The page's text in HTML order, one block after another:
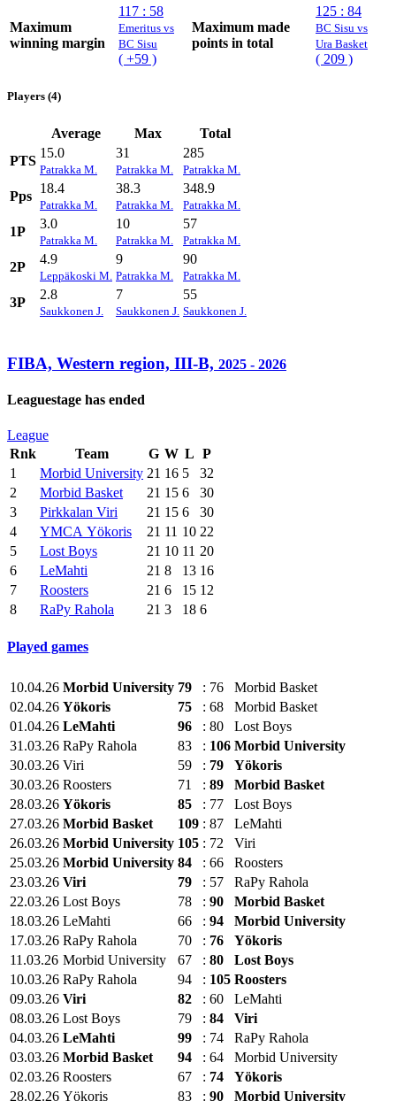
Maximum
winning margin
117 : 58
Emeritus vs
BC Sisu
( +59 )
Maximum made
points in total
125 : 84
BC Sisu vs
Ura Basket
( 209 )
Players (4)
Average Max
Total
PTS
15.0
Patrakka M.
31
Patrakka M.
285
Patrakka M.
Pps
18.4
Patrakka M.
38.3
Patrakka M.
348.9
Patrakka M.
1P
3.0
Patrakka M.
10
Patrakka M.
57
Patrakka M.
2P
4.9
Leppäkoski M.
9
Patrakka M.
90
Patrakka M.
3P
2.8
Saukkonen J.
7
Saukkonen J.
55
Saukkonen J.
FIBA, Western region, III-B, 2025 - 2026
Leaguestage has ended
League
Rnk
Team G W L P
1
Morbid University 21 16 5
32
2
Morbid Basket 21 15 6
30
3
Pirkkalan Viri 21 15 6
30
4
YMCA Yökoris 21 11 10 22
5
Lost Boys 21 10 11 20
6
LeMahti 21 8 13 16
7
Roosters 21 6 15 12
8
RaPy Rahola 21 3 18 6
Played games
10.04.26 Morbid University 79 : 76
Morbid Basket
02.04.26 Yökoris 75 : 68
Morbid Basket
01.04.26 LeMahti 96 : 80
Lost Boys
31.03.26 RaPy Rahola 83 : 106 Morbid University
30.03.26 Viri 59 : 79
Yökoris
30.03.26 Roosters 71 : 89
Morbid Basket
28.03.26 Yökoris 85 : 77
Lost Boys
27.03.26 Morbid Basket 109 : 87
LeMahti
26.03.26 Morbid University 105 : 72
Viri
25.03.26 Morbid University 84 : 66
Roosters
23.03.26 Viri 79 : 57
RaPy Rahola
22.03.26 Lost Boys 78 : 90
Morbid Basket
18.03.26 LeMahti 66 : 94
Morbid University
17.03.26 RaPy Rahola 70 : 76
Yökoris
11.03.26 Morbid University 67 : 80
Lost Boys
10.03.26 RaPy Rahola 94 : 105 Roosters
09.03.26 Viri 82 : 60
LeMahti
08.03.26 Lost Boys 79 : 84
Viri
04.03.26 LeMahti 99 : 74
RaPy Rahola
03.03.26 Morbid Basket 94 : 64
Morbid University
02.03.26 Roosters 67 : 74
Yökoris
28.02.26 Yökoris 83 : 90
Morbid University